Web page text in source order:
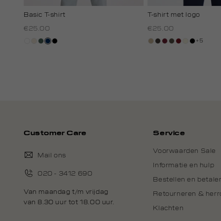
Basic T-shirt
€25.00
kit,groen,
donkerblauw
zwart
T-shirt met logo
€25.00
lichtzand
choco
bordeaux
bos,rood,
wit,zwart
+5
Customer Care
Mail ons
020 - 3412 690
Van maandag t/m vrijdag
van 8.30 uur tot 18.00 uur.
Service
Voorwaarden Sale
Informatie en hulp
Bestellen en
Retourneren &
Klachten